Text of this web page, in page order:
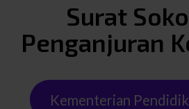
Surat
Penganjuran
Kementerian